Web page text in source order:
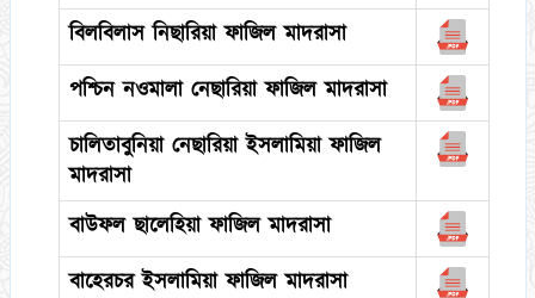
বিলবিলাস নিছারিয়া ফাজিল মাদরাসা
পশ্চিন নওমালা নেছারিয়া ফাজিল মাদরাসা
চালিতাবুনিয়া নেছারিয়া ইসলামিয়া ফাজিল
মাদরাসা
বাউফল ছালেহিয়া ফাজিল মাদরাসা
বাহেরচর ইসলামিয়া ফাজিল মাদরাসা